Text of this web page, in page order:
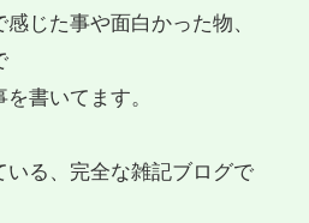
じた事や面白かった物、
書いてます。
る、完全な雑記ブログで